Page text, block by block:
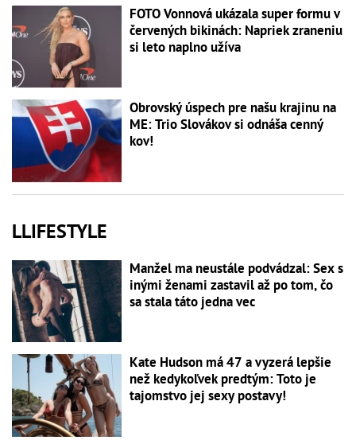
FOTO Vonnová ukázala super formu v
červených bikinách: Napriek zraneniu
si leto naplno užíva
Obrovský úspech pre našu krajinu na
ME: Trio Slovákov si odnáša cenný
kov!
LLIFESTYLE
Manžel ma neustále podvádzal: Sex s
inými ženami zastavil až po tom, čo
sa stala táto jedna vec
Kate Hudson má 47 a vyzerá lepšie
než kedykoľvek predtým: Toto je
tajomstvo jej sexy postavy!